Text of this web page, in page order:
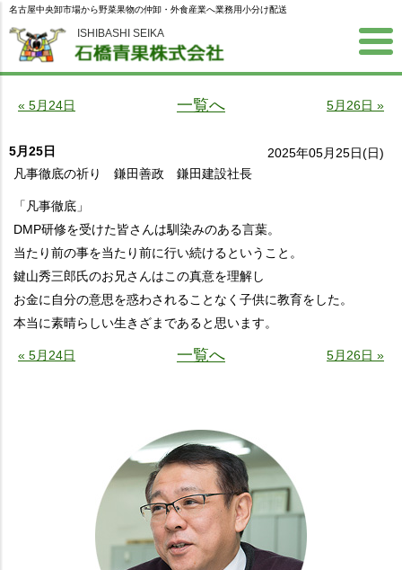
ISHIBASHI SEIKA
名古屋中央卸市場から野菜果物の仲卸・外食産業へ業務用小分け配送
« 5月24日 一覧へ 5月26日 »
5月25日
2025年05月25日(日)
凡事徹底の祈り 鎌田善政 鎌田建設社長
「凡事徹底」
DMP研修を受けた皆さんは馴染みのある言葉。
当たり前の事を当たり前に行い続けるということ。
鍵山秀三郎氏のお兄さんはこの真意を理解し
お金に自分の意思を惑わされることなく子供に教育をした。
本当に素晴らしい生きざまであると思います。
« 5月24日 一覧へ 5月26日 »